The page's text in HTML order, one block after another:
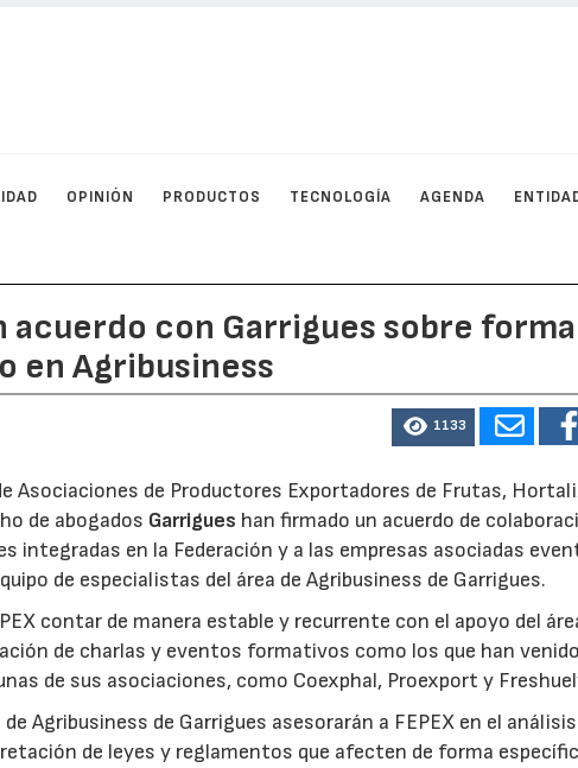
OPINIÓN PRODUCTOS TECNOLOGÍA AGENDA
acuerdo con Garrigues sobre
en Agribusiness
1133
Asociaciones de Productores Exportadores de Frutas,
de abogados Garrigues han firmado un acuerdo de
integradas en la Federación y a las empresas asociadas
de especialistas del área de Agribusiness de Garrigues.
contar de manera estable y recurrente con el apoyo del
de charlas y eventos formativos como los que han
de sus asociaciones, como Coexphal, Proexport y
Agribusiness de Garrigues asesorarán a FEPEX en el
de leyes y reglamentos que afecten de forma